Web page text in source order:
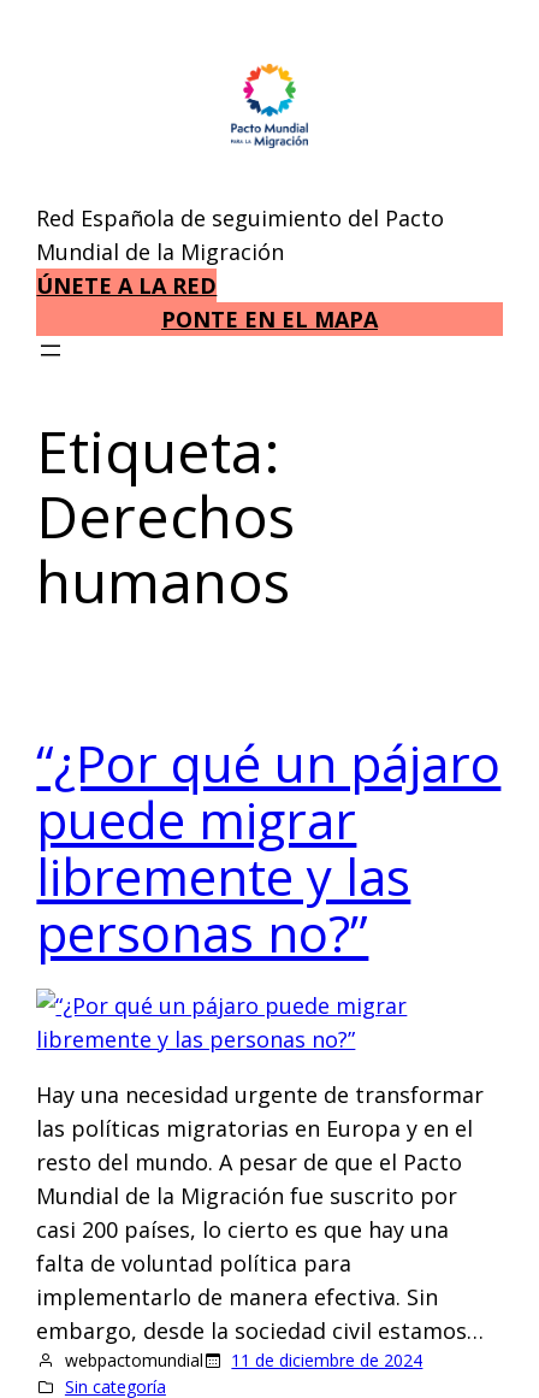
Red Española de seguimiento del Pacto
Mundial de la Migración
ÚNETE A LA RED
PONTE EN EL MAPA
Etiqueta:
Derechos
humanos
“¿Por qué un pájaro
puede migrar
libremente y las
personas no?”
Hay una necesidad urgente de transformar
las políticas migratorias en Europa y en el
resto del mundo. A pesar de que el Pacto
Mundial de la Migración fue suscrito por
casi 200 países, lo cierto es que hay una
falta de voluntad política para
implementarlo de manera efectiva. Sin
embargo, desde la sociedad civil estamos…
webpactomundial
11 de diciembre de 2024
Sin categoría